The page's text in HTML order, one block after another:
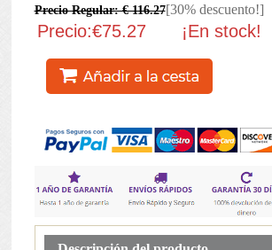
Precio Regular: € 116.27[30% descuento!]
Precio:€75.27 ¡En stock!